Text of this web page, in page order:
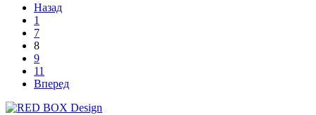
Назад
1
7
8
9
11
Вперед